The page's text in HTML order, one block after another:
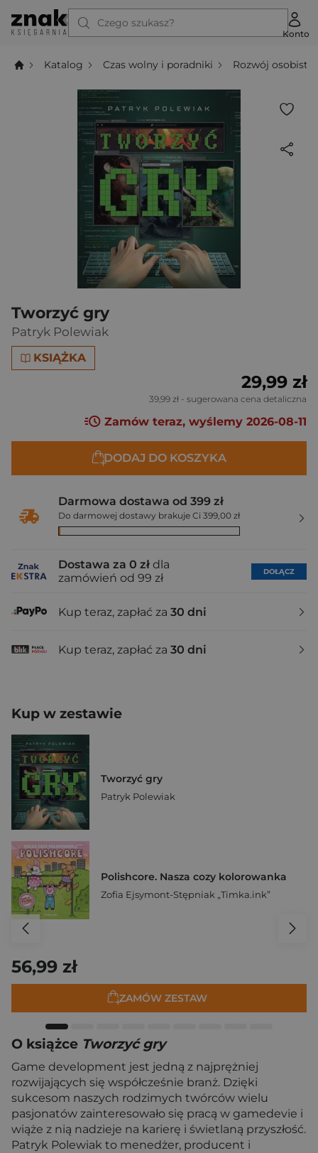
Czego szukasz?
Konto
Katalog Czas wolny i poradniki Rozwój osobisty
Tworzyć gry
Patryk Polewiak
KSIĄŻKA
29,99 zł
39,99 zł - sugerowana cena detaliczna
Zamów teraz, wyślemy 2026-08-11
DODAJ DO KOSZYKA
Darmowa dostawa od 399 zł
Do darmowej dostawy brakuje Ci 399,00 zł
Dostawa za 0 zł dla
zamówień od 99 zł
DOŁĄCZ
Kup teraz, zapłać za 30 dni
Kup teraz, zapłać za 30 dni
Kup w zestawie
Tworzyć gry
Patryk Polewiak
Polishcore. Nasza cozy kolorowanka
Zofia Ejsymont-Stępniak „Timka.ink”
56,99 zł
ZAMÓW ZESTAW
O książce Tworzyć gry
Game development jest jedną z najprężniej
rozwijających się współcześnie branż. Dzięki
sukcesom naszych rodzimych twórców wielu
pasjonatów zainteresowało się pracą w gamedevie i
wiąże z nią nadzieje na karierę i świetlaną przyszłość.
Patryk Polewiak to menedżer, producent i